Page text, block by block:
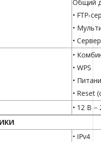
Общий
• FTP-
•
•
•
• WPS
•
• Reset
• 12 В ⎓
• IPv4